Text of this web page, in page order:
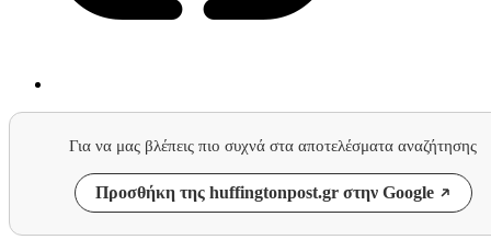
Για να μας βλέπεις πιο συχνά στα αποτελέσματα αναζήτησης
Προσθήκη της huffingtonpost.gr στην Google